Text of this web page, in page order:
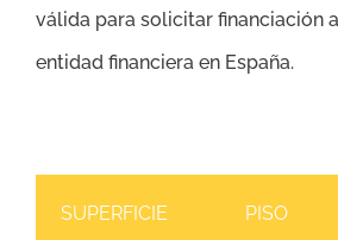
válida para solicitar financiación
entidad financiera en España.
SUPERFICIE PISO